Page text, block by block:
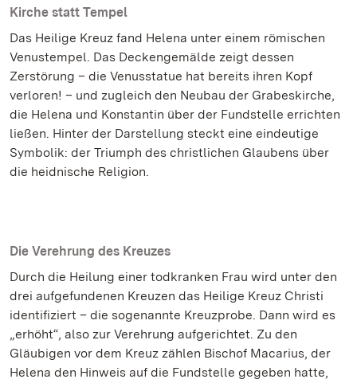
Kirche statt Tempel
Das Heilige Kreuz fand Helena unter einem römischen
Venustempel. Das Deckengemälde zeigt dessen
Zerstörung – die Venusstatue hat bereits ihren Kopf
verloren! – und zugleich den Neubau der Grabeskirche,
die Helena und Konstantin über der Fundstelle errichten
ließen. Hinter der Darstellung steckt eine eindeutige
Symbolik: der Triumph des christlichen Glaubens über
die heidnische Religion.
Die Verehrung des Kreuzes
Durch die Heilung einer todkranken Frau wird unter den
drei aufgefundenen Kreuzen das Heilige Kreuz Christi
identifiziert – die sogenannte Kreuzprobe. Dann wird es
„erhöht“, also zur Verehrung aufgerichtet. Zu den
Gläubigen vor dem Kreuz zählen Bischof Macarius, der
Helena den Hinweis auf die Fundstelle gegeben hatte,